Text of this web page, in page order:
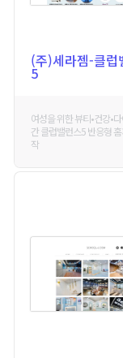
(주)세라젬-클럽
5
여성을 위한 뷰티•건강•
간 클럽밸런스5 반응형
작